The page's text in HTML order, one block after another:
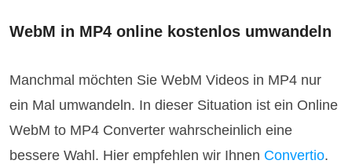
WebM in MP4 online kostenlos umwandeln
Manchmal möchten Sie WebM Videos in MP4 nur
ein Mal umwandeln. In dieser Situation ist ein Online
WebM to MP4 Converter wahrscheinlich eine
bessere Wahl. Hier empfehlen wir Ihnen Convertio.